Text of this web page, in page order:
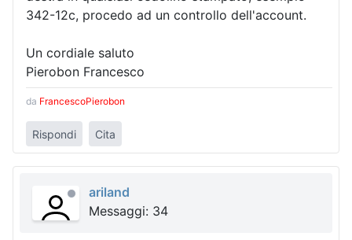
342-12c, procedo ad un controllo dell'account.
Un cordiale saluto
Pierobon Francesco
da FrancescoPierobon
Rispondi Cita
ariland
Messaggi: 34